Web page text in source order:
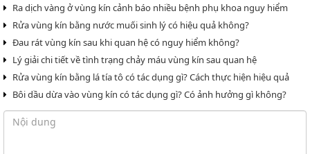
Ra dịch vàng ở vùng kín cảnh báo nhiều bệnh phụ khoa nguy hiểm
Rửa vùng kín bằng nước muối sinh lý có hiệu quả không?
Đau rát vùng kín sau khi quan hệ có nguy hiểm không?
Lý giải chi tiết về tình trạng chảy máu vùng kín sau quan hệ
Rửa vùng kín bằng lá tía tô có tác dụng gì? Cách thực hiện hiệu quả
Bôi dầu dừa vào vùng kín có tác dụng gì? Có ảnh hưởng gì không?